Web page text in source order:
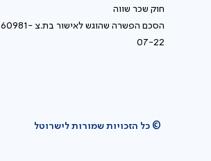
חוק שכר שווה
הסכם הפשרה שהוגש לאישור בת.צ 60981-
07-22
© כל הזכויות שמורות לישרוטל